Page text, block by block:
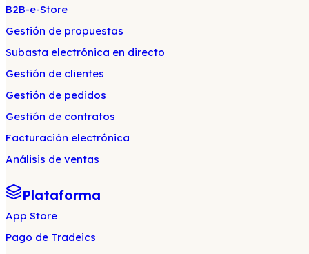
B2B-e-Store
Gestión de propuestas
Subasta electrónica en directo
Gestión de clientes
Gestión de pedidos
Gestión de contratos
Facturación electrónica
Análisis de ventas
Plataforma
App Store
Pago de Tradeics